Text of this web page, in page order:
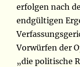
erfolgen nach
endgültigen
Vorwürfen der
„die politische